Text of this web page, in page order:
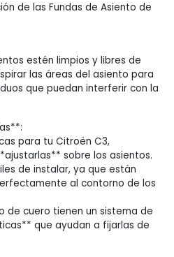
de las Fundas de Asiento de
estén limpios y libres de
las áreas del asiento para
que puedan interferir con la
para tu Citroën C3,
sobre los asientos.
de instalar, ya que están
al contorno de los
de cuero tienen un sistema de
que ayudan a fijarlas de